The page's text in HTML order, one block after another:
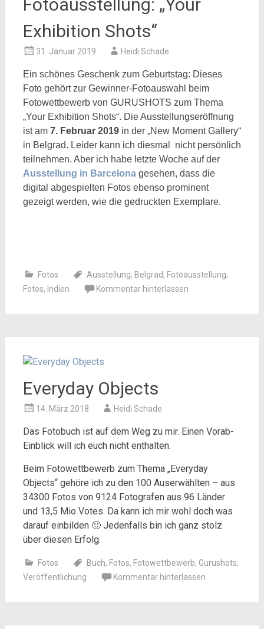
Fotoausstellung: „Your
Exhibition Shots“
31. Januar 2019 Heidi Schade
Ein schönes Geschenk zum Geburtstag: Dieses
Foto gehört zur Gewinner-Fotoauswahl beim
Fotowettbewerb von GURUSHOTS zum Thema
„Your Exhibition Shots“. Die Ausstellungseröffnung
ist am 7. Februar 2019in der „New Moment Gallery“
in Belgrad. Leider kann ich diesmal nicht persönlich
teilnehmen. Aber ich habe letzte Woche auf der
Ausstellung in Barcelona gesehen, dass die
digital abgespielten Fotos ebenso prominent
gezeigt werden, wie die gedruckten Exemplare.
Fotos Ausstellung, Belgrad, Fotoausstellung,
Fotos, Indien Kommentar hinterlassen
Everyday Objects
14. März 2018 Heidi Schade
Das Fotobuch ist auf dem Weg zu mir. Einen Vorab-
Einblick will ich euch nicht enthalten.
Beim Fotowettbewerb zum Thema „Everyday
Objects“ gehöre ich zu den 100 Auserwählten – aus
34300 Fotos von 9124 Fotografen aus 96 Länder
und 13,5 Mio Votes. Da kann ich mir wohl doch was
darauf einbilden 🙂 Jedenfalls bin ich ganz stolz
über diesen Erfolg.
Fotos Buch, Fotos, Fotowettbewerb, Gurushots,
Veröffentlichung
Kommentar hinterlassen